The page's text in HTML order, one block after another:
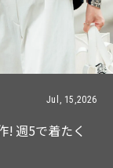
Jul, 15,2026
! 週5で着たく